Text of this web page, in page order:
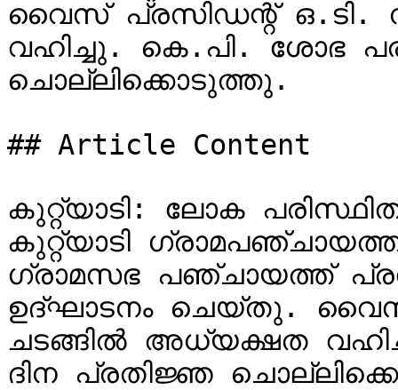
വൈസ് പ്രസിഡന്റ് ഒ.ടി.
വഹിച്ചു. കെ.പി. ശോഭ
ചൊല്ലിക്കൊടുത്തു.
## Article Content
കുറ്റ്യാടി: ലോക
കുറ്റ്യാടി ഗ്രാമപഞ്ചായത്ത്
ഗ്രാമസഭ പഞ്ചായത്ത്
ഉദ്ഘാടനം ചെയ്തു.
ചടങ്ങിൽ അധ്യക്ഷത
ദിന പ്രതിജ്ഞ